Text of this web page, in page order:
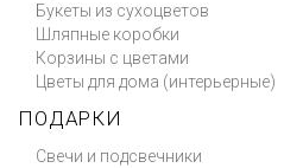
Букеты из сухоцветов
Шляпные коробки
Корзины с цветами
Цветы для дома (интерьерные)
ПОДАРКИ
Свечи и подсвечники